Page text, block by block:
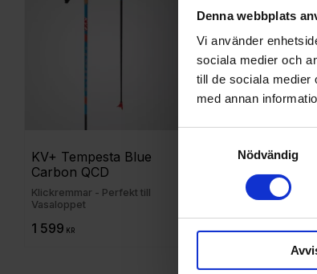
Denna webbplats
Vi använder
sociala medier och
till de sociala medier
med annan
Nödvändig
KV+ Tempesta Blue
Carbon QCD
Klickremmar - Perfekt till
Vasaloppet
1 599 KR
KV+ Tornado Disk
249KR